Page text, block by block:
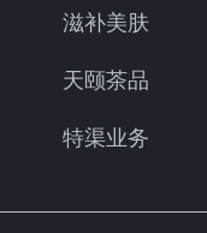
滋补美肤
天颐茶品
特渠业务